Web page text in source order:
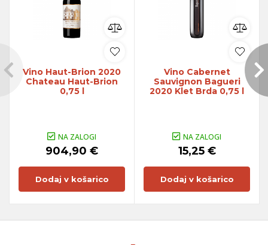
Vino Haut-Brion 2020
Chateau Haut-Brion
0,75 l
NA ZALOGI
904,90 €
Dodaj v košarico
Vino Cabernet
Sauvignon Bagueri
2020 Klet Brda 0,75 l
NA ZALOGI
15,25 €
Dodaj v košarico